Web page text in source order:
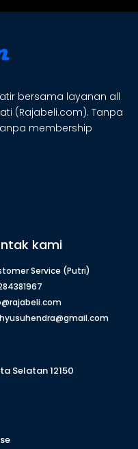
bersama layanan all
(Rajabeli.com). Tanpa
membership
kami
Service (Putri)
Selatan 12150